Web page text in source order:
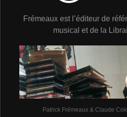
Frémeaux est l’éditeur de
musical et de la
Patrick Frémeaux & Claude